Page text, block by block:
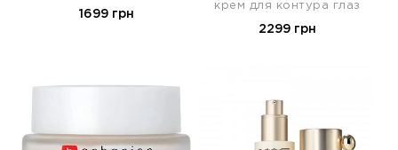
1699 грн
крем для контура глаз
2299 грн